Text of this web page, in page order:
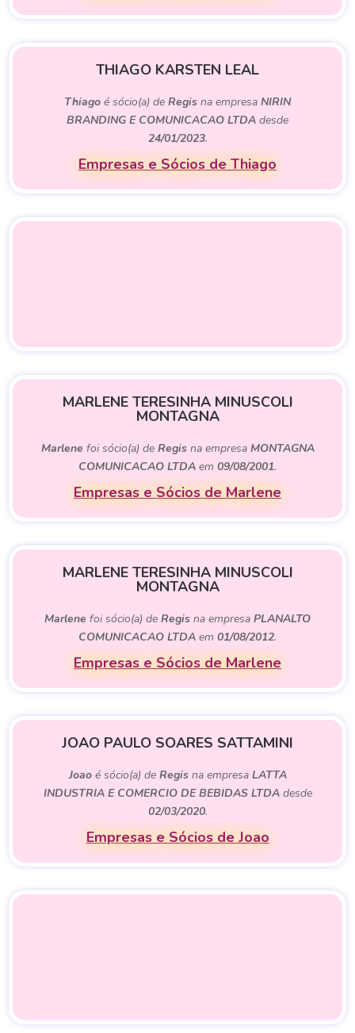
THIAGO KARSTEN LEAL
Thiago é sócio(a) de Regis na empresa NIRIN
BRANDING E COMUNICACAO LTDA desde
24/01/2023.
Empresas e Sócios de Thiago
MARLENE TERESINHA MINUSCOLI
MONTAGNA
Marlene foi sócio(a) de Regisna empresa MONTAGNA
COMUNICACAO LTDA em 09/08/2001.
Empresas e Sócios de Marlene
MARLENE TERESINHA MINUSCOLI
MONTAGNA
Marlene foi sócio(a) de Regis na empresa PLANALTO
COMUNICACAO LTDA em 01/08/2012.
Empresas e Sócios de Marlene
JOAO PAULO SOARES SATTAMINI
Joaoé sócio(a) de Regisna empresa LATTA
INDUSTRIA E COMERCIO DE BEBIDAS LTDAdesde
02/03/2020.
Empresas e Sócios de Joao